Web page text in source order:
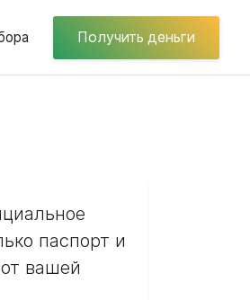
Получить деньги
паспорт и
вашей